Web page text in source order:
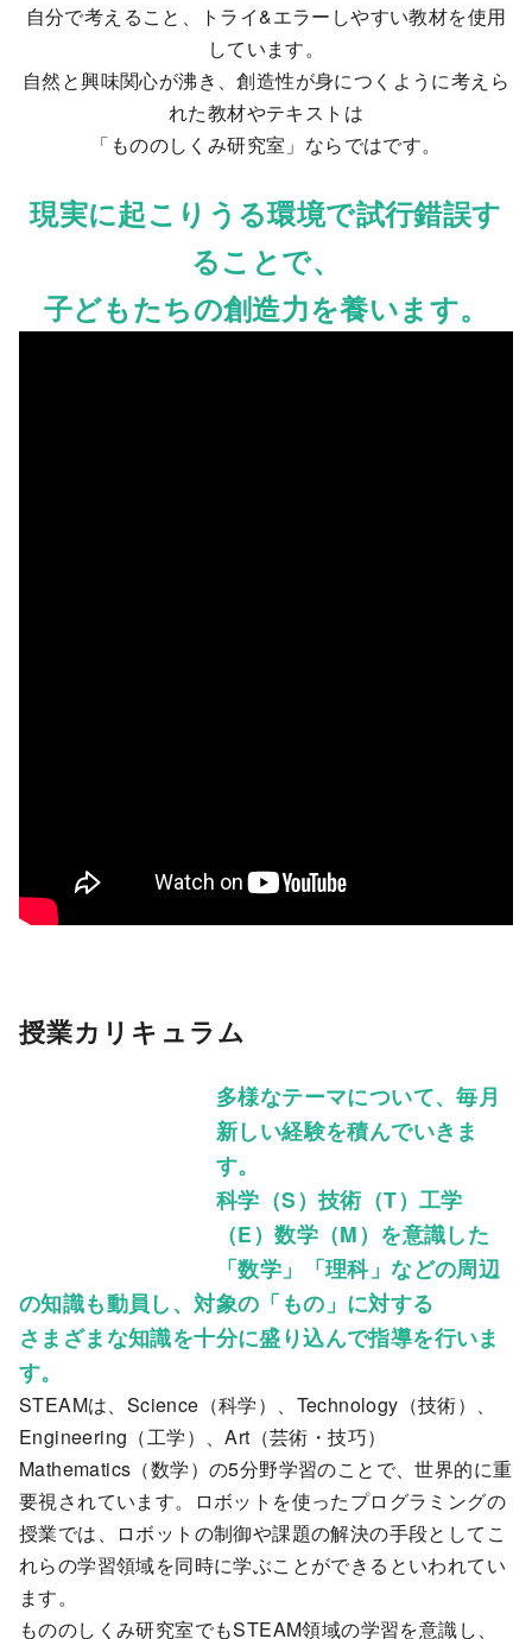
自分で考えること、トライ&エラーしやすい教材を使用
しています。
自然と興味関心が沸き、創造性が身につくように考えら
れた教材やテキストは
「もののしくみ研究室」ならではです。
現実に起こりうる環境で試行錯誤す
ることで、
子どもたちの創造力を養います。
授業カリキュラム
多様なテーマについて、毎月
新しい経験を積んでいきま
す。
科学（S）技術（T）工学
（E）数学（M）を意識した
「数学」「理科」などの周辺
の知識も動員し、対象の「もの」に対する
さまざまな知識を十分に盛り込んで指導を行いま
す。
STEAMは、Science（科学）、Technology（技術）、
Engineering（工学）、Art（芸術・技巧）
Mathematics（数学）の5分野学習のことで、世界的に重
要視されています。ロボットを使ったプログラミングの
授業では、ロボットの制御や課題の解決の手段としてこ
れらの学習領域を同時に学ぶことができるといわれてい
ます。
もののしくみ研究室でもSTEAM領域の学習を意識し、